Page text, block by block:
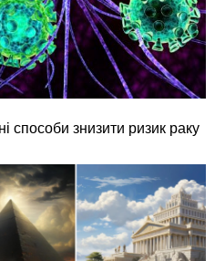
способи знизити ризик раку